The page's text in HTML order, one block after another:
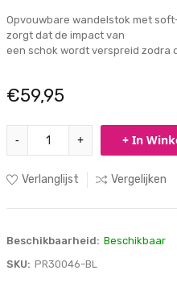
Opvouwbare wandelstok met
zorgt dat de impact van
een schok wordt verspreid zodra
€59,95
- + + In
Verlanglijst Vergelijken
Beschikbaarheid: Beschikbaar
SKU: PR30046-BL